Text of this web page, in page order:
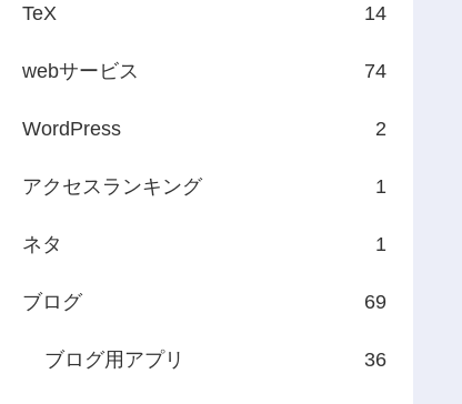
TeX 14
webサービス 74
WordPress 2
アクセスランキング 1
ネタ 1
ブログ 69
ブログ用アプリ 36